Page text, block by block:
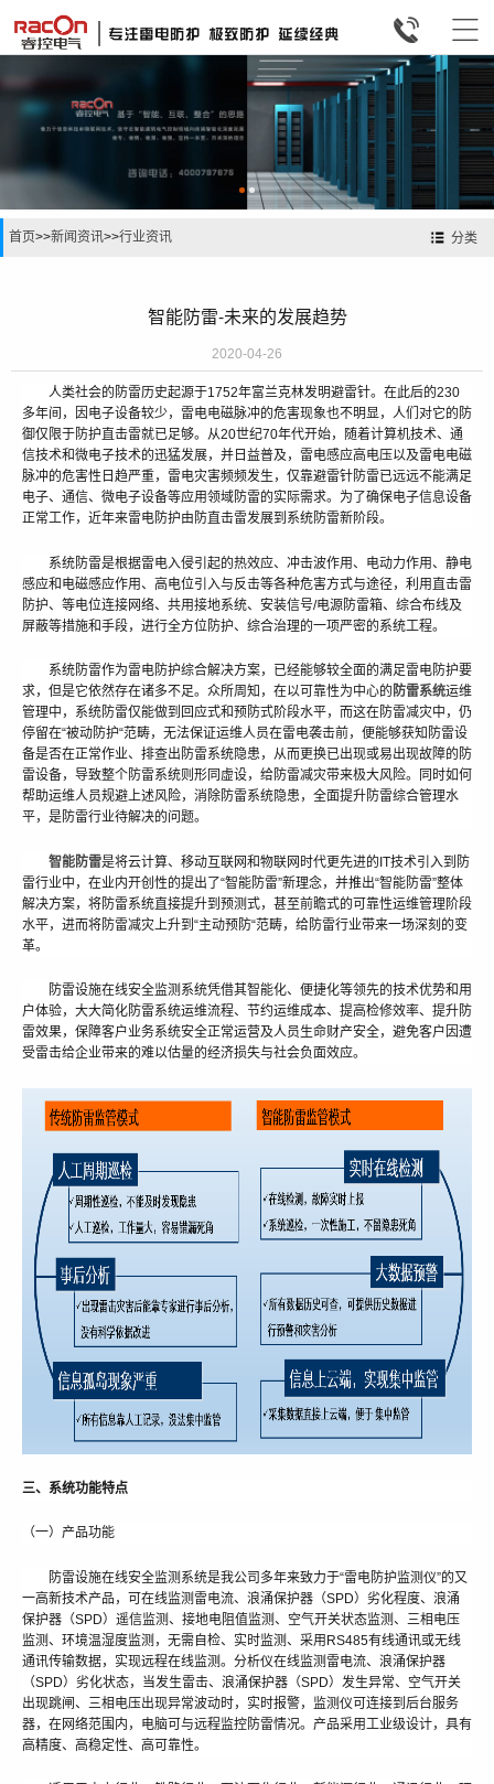


分类
首页>>新闻资讯>>行业资讯
智能防雷-未来的发展趋势
2020-04-26
人类社会的防雷历史起源于1752年富兰克林发明避雷针。在此后的230
多年间，因电子设备较少，雷电电磁脉冲的危害现象也不明显，人们对它的防
御仅限于防护直击雷就已足够。从20世纪70年代开始，随着计算机技术、通
信技术和微电子技术的迅猛发展，并日益普及，雷电感应高电压以及雷电电磁
脉冲的危害性日趋严重，雷电灾害频频发生，仅靠避雷针防雷已远远不能满足
电子、通信、微电子设备等应用领域防雷的实际需求。为了确保电子信息设备
正常工作，近年来雷电防护由防直击雷发展到系统防雷新阶段。
系统防雷是根据雷电入侵引起的热效应、冲击波作用、电动力作用、静电
感应和电磁感应作用、高电位引入与反击等各种危害方式与途径，利用直击雷
防护、等电位连接网络、共用接地系统、安装信号/电源防雷箱、综合布线及
屏蔽等措施和手段，进行全方位防护、综合治理的一项严密的系统工程。
系统防雷作为雷电防护综合解决方案，已经能够较全面的满足雷电防护要
求，但是它依然存在诸多不足。众所周知，在以可靠性为中心的防雷系统运维
管理中，系统防雷仅能做到回应式和预防式阶段水平，而这在防雷减灾中，仍
停留在“被动防护“范畴，无法保证运维人员在雷电袭击前，便能够获知防雷设
备是否在正常作业、排查出防雷系统隐患，从而更换已出现或易出现故障的防
雷设备，导致整个防雷系统则形同虚设，给防雷减灾带来极大风险。同时如何
帮助运维人员规避上述风险，消除防雷系统隐患，全面提升防雷综合管理水
平，是防雷行业待解决的问题。
智能防雷是将云计算、移动互联网和物联网时代更先进的IT技术引入到防
雷行业中，在业内开创性的提出了“智能防雷”新理念，并推出“智能防雷”整体
解决方案，将防雷系统直接提升到预测式，甚至前瞻式的可靠性运维管理阶段
水平，进而将防雷减灾上升到“主动预防“范畴，给防雷行业带来一场深刻的变
革。
防雷设施在线安全监测系统凭借其智能化、便捷化等领先的技术优势和用
户体验，大大简化防雷系统运维流程、节约运维成本、提高检修效率、提升防
雷效果，保障客户业务系统安全正常运营及人员生命财产安全，避免客户因遭
受雷击给企业带来的难以估量的经济损失与社会负面效应。
三、系统功能特点
（一）产品功能
防雷设施在线安全监测系统是我公司多年来致力于“雷电防护监测仪”的又
一高新技术产品，可在线监测雷电流、浪涌保护器（SPD）劣化程度、浪涌
保护器（SPD）遥信监测、接地电阻值监测、空气开关状态监测、三相电压
监测、环境温湿度监测，无需自检、实时监测、采用RS485有线通讯或无线
通讯传输数据，实现远程在线监测。分析仪在线监测雷电流、浪涌保护器
（SPD）劣化状态，当发生雷击、浪涌保护器（SPD）发生异常、空气开关
出现跳闸、三相电压出现异常波动时，实时报警，监测仪可连接到后台服务
器，在网络范围内，电脑可与远程监控防雷情况。产品采用工业级设计，具有
高精度、高稳定性、高可靠性。